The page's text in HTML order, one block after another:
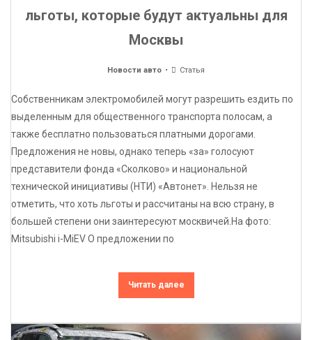
льготы, которые будут актуальны для
Москвы
Новости авто Статья
Собственникам электромобилей могут разрешить ездить по
выделенным для общественного транспорта полосам, а
также бесплатно пользоваться платными дорогами.
Предложения не новы, однако теперь «за» голосуют
представители фонда «Сколково» и национальной
технической инициативы (НТИ) «Автонет». Нельзя не
отметить, что хоть льготы и рассчитаны на всю страну, в
большей степени они заинтересуют москвичей.На фото:
Mitsubishi i-MiEV О предложении по
Читать далее